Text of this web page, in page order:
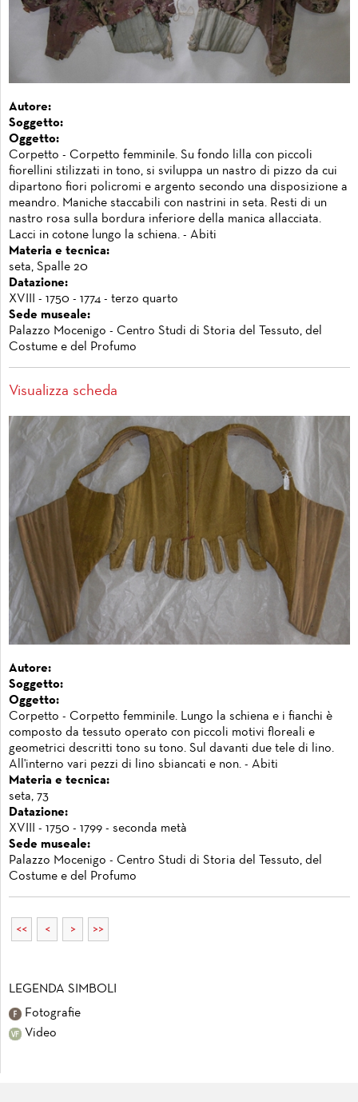
Autore:
Soggetto:
Oggetto:
Corpetto - Corpetto femminile. Su fondo lilla con piccoli
fiorellini stilizzati in tono, si sviluppa un nastro di pizzo da cui
dipartono fiori policromi e argento secondo una disposizione a
meandro. Maniche staccabili con nastrini in seta. Resti di un
nastro rosa sulla bordura inferiore della manica allacciata.
Lacci in cotone lungo la schiena. - Abiti
Materia e tecnica:
seta, Spalle 20
Datazione:
XVIII - 1750 - 1774 - terzo quarto
Sede museale:
Palazzo Mocenigo - Centro Studi di Storia del Tessuto, del
Costume e del Profumo
Visualizza scheda
Autore:
Soggetto:
Oggetto:
Corpetto - Corpetto femminile. Lungo la schiena e i fianchi è
composto da tessuto operato con piccoli motivi floreali e
geometrici descritti tono su tono. Sul davanti due tele di lino.
All'interno vari pezzi di lino sbiancati e non. - Abiti
Materia e tecnica:
seta, 73
Datazione:
XVIII - 1750 - 1799 - seconda metà
Sede museale:
Palazzo Mocenigo - Centro Studi di Storia del Tessuto, del
Costume e del Profumo
<< < > >>
LEGENDA SIMBOLI
Fotografie
Video